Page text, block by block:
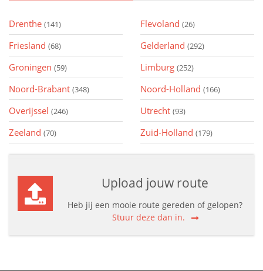
Drenthe (141) Flevoland (26)
Friesland (68) Gelderland (292)
Groningen (59) Limburg (252)
Noord-Brabant (348) Noord-Holland (166)
Overijssel (246) Utrecht (93)
Zeeland (70) Zuid-Holland (179)
Upload jouw route
Heb jij een mooie route gereden of gelopen?
Stuur deze dan in.